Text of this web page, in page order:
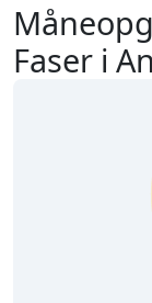
Faser i